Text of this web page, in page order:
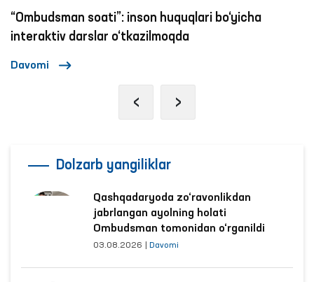
“Ombudsman soati”: inson huquqlari bo‘yicha
interaktiv darslar o‘tkazilmoqda
Davomi
‹ ›
Dolzarb yangiliklar
Qashqadaryoda zo‘ravonlikdan
jabrlangan ayolning holati
Ombudsman tomonidan o‘rganildi
03.08.2026 Davomi